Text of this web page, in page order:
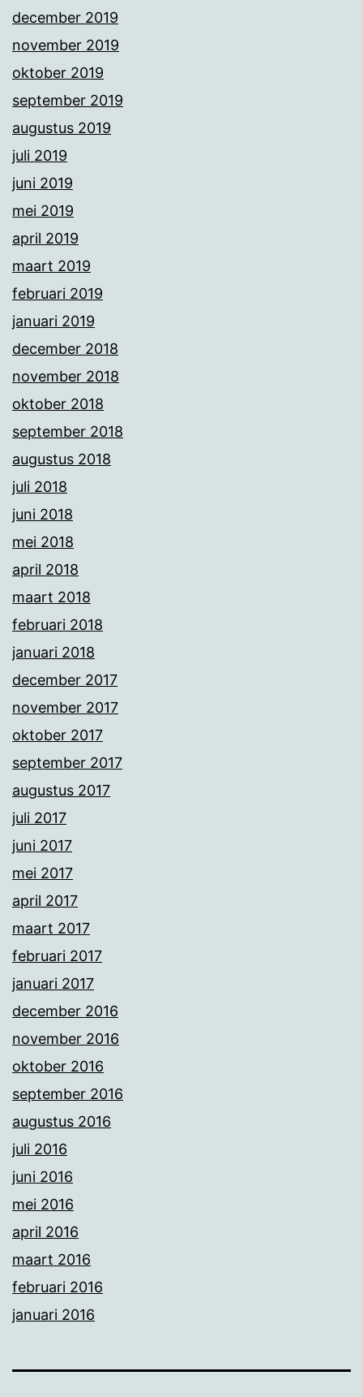
december 2019
november 2019
oktober 2019
september 2019
augustus 2019
juli 2019
juni 2019
mei 2019
april 2019
maart 2019
februari 2019
januari 2019
december 2018
november 2018
oktober 2018
september 2018
augustus 2018
juli 2018
juni 2018
mei 2018
april 2018
maart 2018
februari 2018
januari 2018
december 2017
november 2017
oktober 2017
september 2017
augustus 2017
juli 2017
juni 2017
mei 2017
april 2017
maart 2017
februari 2017
januari 2017
december 2016
november 2016
oktober 2016
september 2016
augustus 2016
juli 2016
juni 2016
mei 2016
april 2016
maart 2016
februari 2016
januari 2016